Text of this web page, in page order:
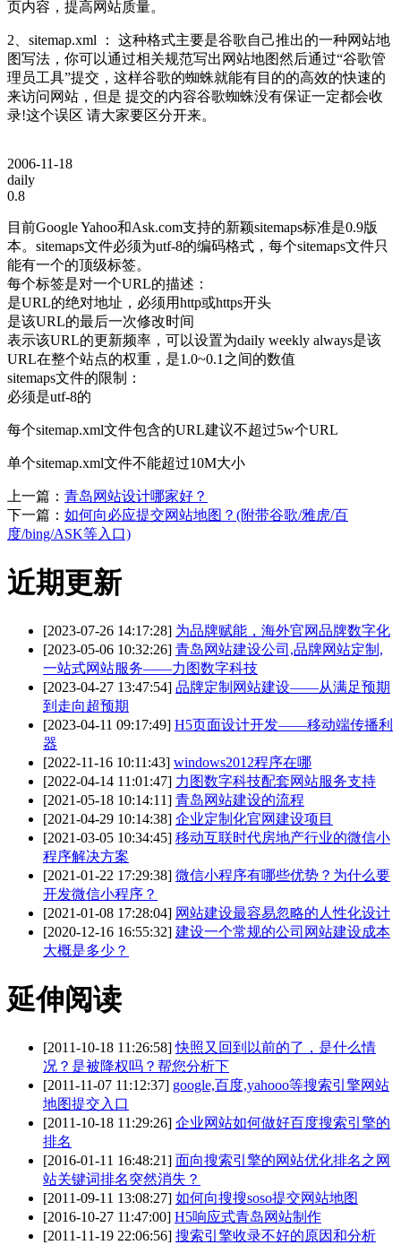
页内容，提高网站质量。
2、sitemap.xml ： 这种格式主要是谷歌自己推出的一种网站地
图写法，你可以通过相关规范写出网站地图然后通过“谷歌管
理员工具”提交，这样谷歌的蜘蛛就能有目的的高效的快速的
来访问网站，但是 提交的内容谷歌蜘蛛没有保证一定都会收
录!这个误区 请大家要区分开来。
2006-11-18
daily
0.8
目前Google Yahoo和Ask.com支持的新颖sitemaps标准是0.9版
本。sitemaps文件必须为utf-8的编码格式，每个sitemaps文件只
能有一个的顶级标签。
每个标签是对一个URL的描述：
是URL的绝对地址，必须用http或https开头
是该URL的最后一次修改时间
表示该URL的更新频率，可以设置为daily weekly always是该
URL在整个站点的权重，是1.0~0.1之间的数值
sitemaps文件的限制：
必须是utf-8的
每个sitemap.xml文件包含的URL建议不超过5w个URL
单个sitemap.xml文件不能超过10M大小
上一篇： 青岛网站设计哪家好？
下一篇： 如何向必应提交网站地图？(附带谷歌/雅虎/百
度/bing/ASK等入口)
近期更新
[2023-07-26 14:17:28] 为品牌赋能，海外官网品牌数字化
[2023-05-06 10:32:26] 青岛网站建设公司,品牌网站定制,
一站式网站服务——力图数字科技
[2023-04-27 13:47:54] 品牌定制网站建设——从满足预期
到走向超预期
[2023-04-11 09:17:49] H5页面设计开发——移动端传播利
器
[2022-11-16 10:11:43] windows2012程序在哪
[2022-04-14 11:01:47] 力图数字科技配套网站服务支持
[2021-05-18 10:14:11] 青岛网站建设的流程
[2021-04-29 10:14:38] 企业定制化官网建设项目
[2021-03-05 10:34:45] 移动互联时代房地产行业的微信小
程序解决方案
[2021-01-22 17:29:38] 微信小程序有哪些优势？为什么要
开发微信小程序？
[2021-01-08 17:28:04] 网站建设最容易忽略的人性化设计
[2020-12-16 16:55:32] 建设一个常规的公司网站建设成本
大概是多少？
延伸阅读
[2011-10-18 11:26:58]快照又回到以前的了，是什么情
况？是被降权吗？帮您分析下
[2011-11-07 11:12:37] google,百度,yahooo等搜索引擎网站
地图提交入口
[2011-10-18 11:29:26] 企业网站如何做好百度搜索引擎的
排名
[2016-01-11 16:48:21] 面向搜索引擎的网站优化排名之网
站关键词排名突然消失？
[2011-09-11 13:08:27] 如何向搜搜soso提交网站地图
[2016-10-27 11:47:00] H5响应式青岛网站制作
[2011-11-19 22:06:56] 搜索引擎收录不好的原因和分析